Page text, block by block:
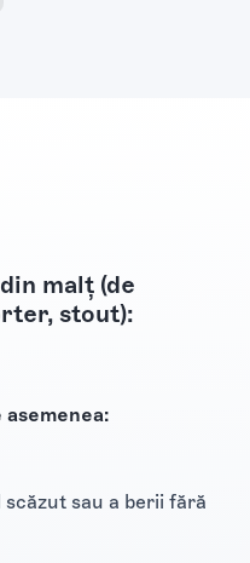
malț (de
stout):
asemenea:
sau a berii fără